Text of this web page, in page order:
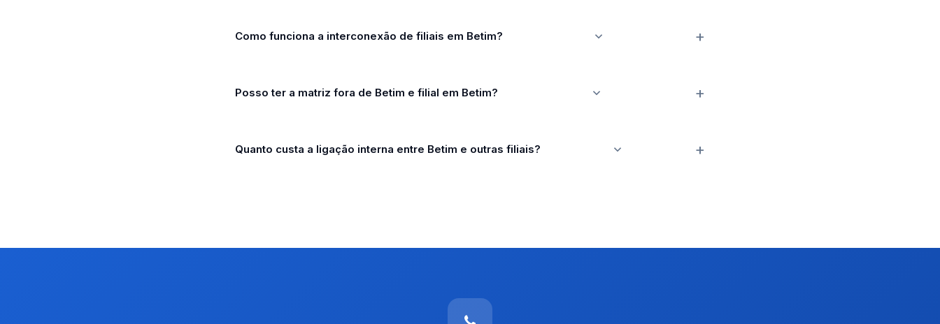
Como funciona a interconexão de filiais em Betim?
Posso ter a matriz fora de Betim e filial em Betim?
Quanto custa a ligação interna entre Betim e outras filiais?